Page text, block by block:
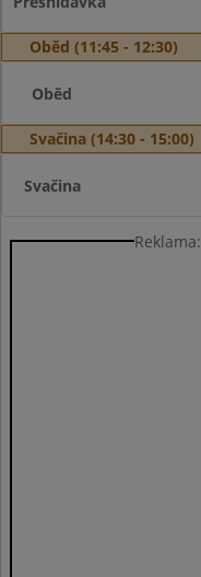
Oběd (11:45 - 12:30)
Oběd
Svačina (14:30 - 15:00)
Svačina
Reklama: